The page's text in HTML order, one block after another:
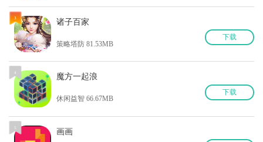
3 诸子百家
策略塔防 81.53MB
下载
4 魔方一起浪
休闲益智 66.67MB
下载
5 画画